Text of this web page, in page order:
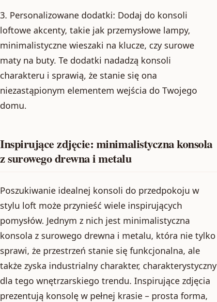
3. Personalizowane dodatki: Dodaj do konsoli
loftowe akcenty, takie jak przemysłowe lampy,
minimalistyczne wieszaki na klucze, czy surowe
maty na buty. Te dodatki nadadzą konsoli
charakteru i sprawią, że stanie się ona
niezastąpionym elementem wejścia do Twojego
domu.
Inspirujące zdjęcie: minimalistyczna konsola
z surowego drewna i metalu
Poszukiwanie idealnej konsoli do przedpokoju w
stylu loft może przynieść wiele inspirujących
pomysłów. Jednym z nich jest minimalistyczna
konsola z surowego drewna i metalu, która nie tylko
sprawi, że przestrzeń stanie się funkcjonalna, ale
także zyska industrialny charakter, charakterystyczny
dla tego wnętrzarskiego trendu. Inspirujące zdjęcia
prezentują konsolę w pełnej krasie – prosta forma,